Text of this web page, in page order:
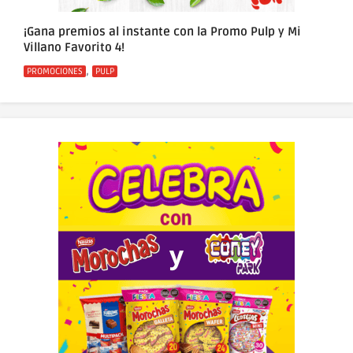
¡Gana premios al instante con la Promo Pulp y Mi
Villano Favorito 4!
Categorías
PROMOCIONES , PULP